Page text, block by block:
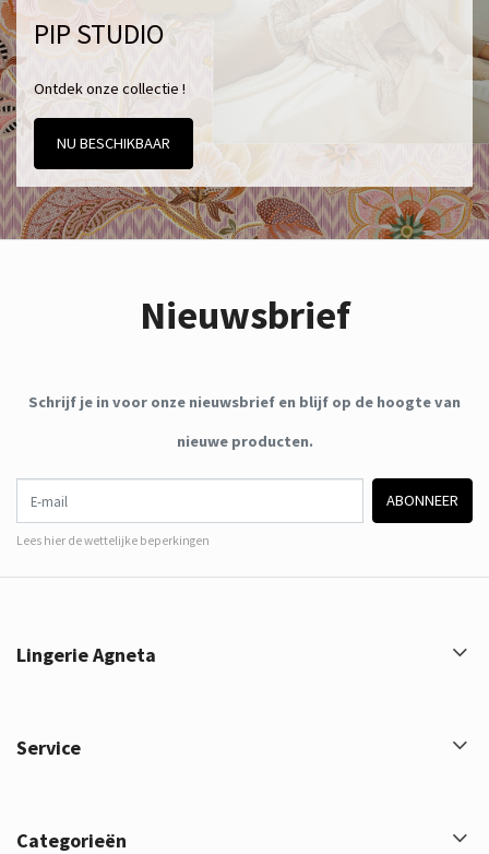
PIP STUDIO
Ontdek onze collectie !
NU BESCHIKBAAR
Nieuwsbrief
Schrijf je in voor onze nieuwsbrief en blijf op de hoogte van
nieuwe producten.
ABONNEER
Lees hier de wettelijke beperkingen
Lingerie Agneta
Service
Categorieën